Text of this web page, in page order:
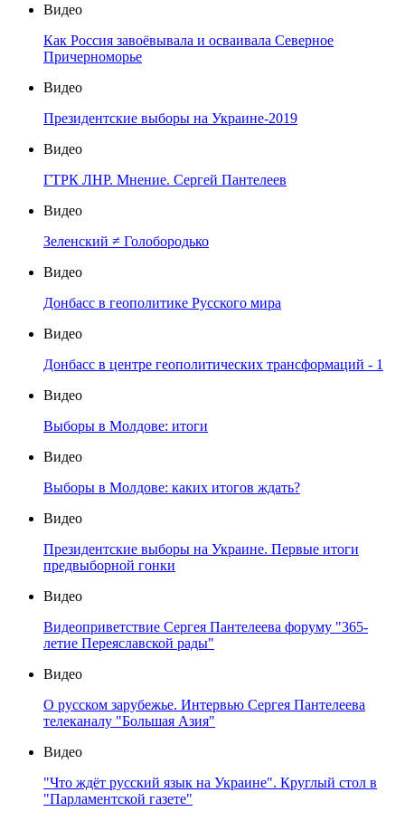
Видео
Как Россия завоёвывала и осваивала Северное
Причерноморье
Видео
Президентские выборы на Украине-2019
Видео
ГТРК ЛНР. Мнение. Сергей Пантелеев
Видео
Зеленский ≠ Голобородько
Видео
Донбасс в геополитике Русского мира
Видео
Донбасс в центре геополитических трансформаций - 1
Видео
Выборы в Молдове: итоги
Видео
Выборы в Молдове: каких итогов ждать?
Видео
Президентские выборы на Украине. Первые итоги
предвыборной гонки
Видео
Видеоприветствие Сергея Пантелеева форуму "365-
летие Переяславской рады"
Видео
О русском зарубежье. Интервью Сергея Пантелеева
телеканалу "Большая Азия"
Видео
"Что ждёт русский язык на Украине". Круглый стол в
"Парламентской газете"